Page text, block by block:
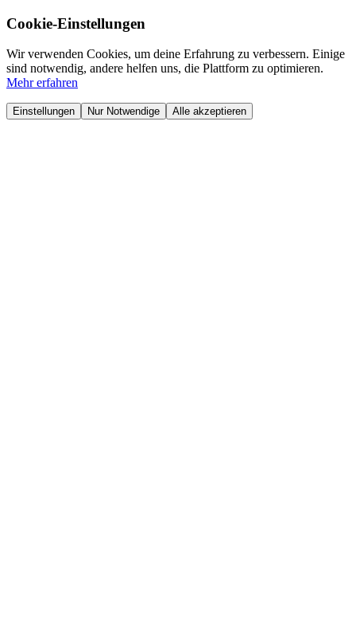
Cookie-Einstellungen
Wir verwenden Cookies, um deine Erfahrung zu verbessern. Einige
sind notwendig, andere helfen uns, die Plattform zu optimieren.
Mehr erfahren
Einstellungen Nur Notwendige Alle akzeptieren